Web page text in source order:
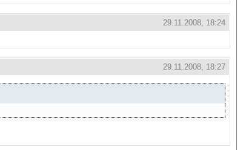
29.11.2008, 18:24
29.11.2008, 18:27